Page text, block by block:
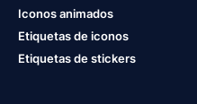
Iconos animados
Etiquetas de iconos
Etiquetas de stickers